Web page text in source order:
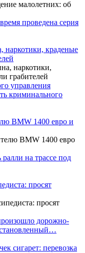
проведена серия
наркотики, краденые
управления
криминального
BMW 1400 евро и
на трассе под
просят
дорожно-
сигарет: перевозка